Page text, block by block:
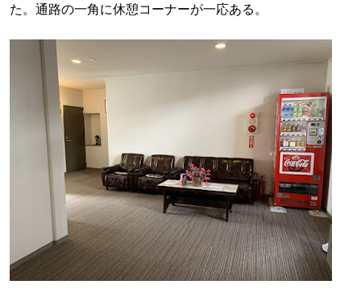
た。通路の一角に休憩コーナーが一応ある。